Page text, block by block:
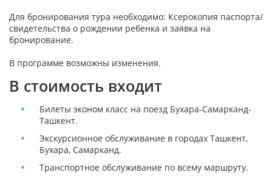
Для бронирования тура необходимо: Ксерокопия паспорта/
свидетельства о рождении ребенка и заявка на
бронирование.
В программе возможны изменения.
В стоимость входит
Билеты эконом класс на поезд Бухара-Самарканд-
Ташкент.
Экскурсионное обслуживание в городах Ташкент,
Бухара, Самарканд.
Транспортное обслуживание по всему маршруту.